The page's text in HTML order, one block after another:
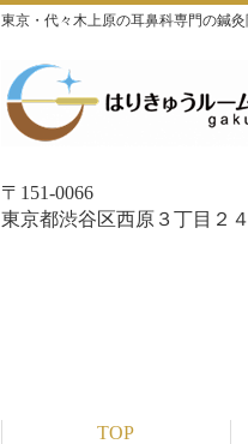
東京・代々木上原の耳鼻科専門の鍼
〒151-0066
東京都渋谷区西原３丁目２
TOP